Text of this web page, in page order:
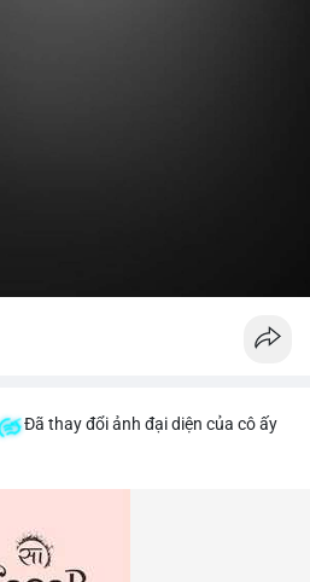
Đã thay đổi ảnh đại diện của cô ấy